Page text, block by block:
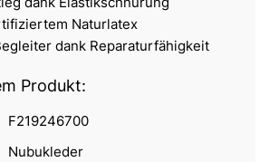
Naturlatex
dank Reparaturfähigkeit
Produkt:
F219246700
Nubukleder